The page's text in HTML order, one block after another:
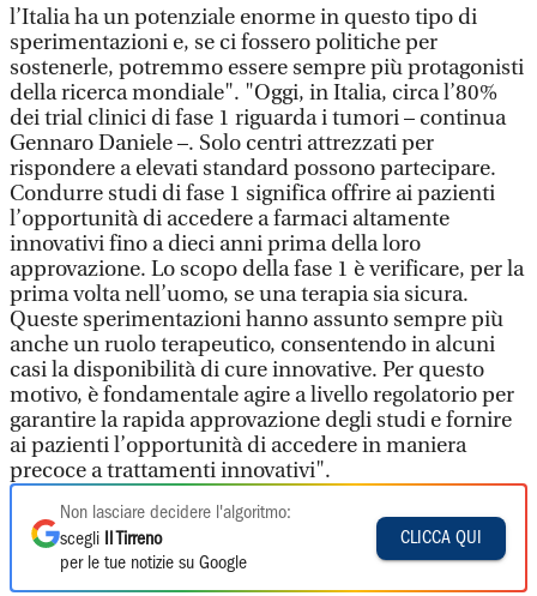
l’Italia ha un potenziale enorme in questo tipo di
sperimentazioni e, se ci fossero politiche per
sostenerle, potremmo essere sempre più protagonisti
della ricerca mondiale". "Oggi, in Italia, circa l’80%
dei trial clinici di fase 1 riguarda i tumori – continua
Gennaro Daniele –. Solo centri attrezzati per
rispondere a elevati standard possono partecipare.
Condurre studi di fase 1 significa offrire ai pazienti
l’opportunità di accedere a farmaci altamente
innovativi fino a dieci anni prima della loro
approvazione. Lo scopo della fase 1 è verificare, per la
prima volta nell’uomo, se una terapia sia sicura.
Queste sperimentazioni hanno assunto sempre più
anche un ruolo terapeutico, consentendo in alcuni
casi la disponibilità di cure innovative. Per questo
motivo, è fondamentale agire a livello regolatorio per
garantire la rapida approvazione degli studi e fornire
ai pazienti l’opportunità di accedere in maniera
precoce a trattamenti innovativi".
Non lasciare decidere l'algoritmo:
scegli
Il Tirreno
per le tue notizie su Google
CLICCA QUI